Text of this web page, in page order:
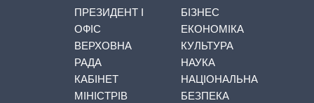
ПРЕЗИДЕНТ І
ОФІС
ВЕРХОВНА
РАДА
КАБІНЕТ
МІНІСТРІВ
БІЗНЕС
ЕКОНОМІКА
КУЛЬТУРА
НАУКА
НАЦІОНАЛЬНА
БЕЗПЕКА